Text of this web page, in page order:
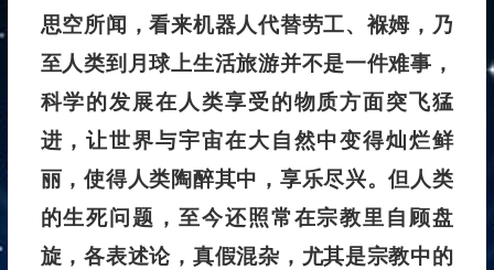
思空所闻，看来机器人代替劳工、褓姆，乃
至人类到月球上生活旅游并不是一件难事，
科学的发展在人类享受的物质方面突飞猛
进，让世界与宇宙在大自然中变得灿烂鲜
丽，使得人类陶醉其中，享乐尽兴。但人类
的生死问题，至今还照常在宗教里自顾盘
旋，各表述论，真假混杂，尤其是宗教中的